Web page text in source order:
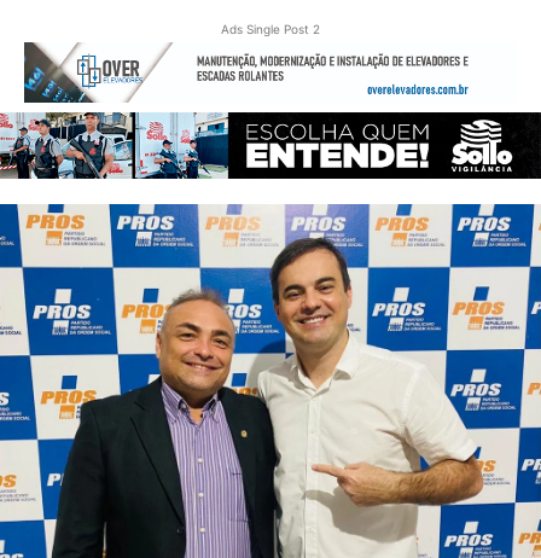
Ads Single Post 2